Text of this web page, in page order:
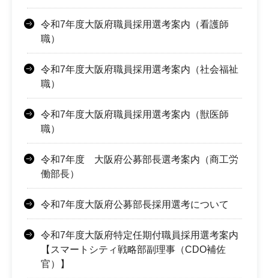
令和7年度大阪府職員採用選考案内（看護師
職）
令和7年度大阪府職員採用選考案内（社会福祉
職）
令和7年度大阪府職員採用選考案内（獣医師
職）
令和7年度 大阪府公募部長選考案内（商工労
働部長）
令和7年度大阪府公募部長採用選考について
令和7年度大阪府特定任期付職員採用選考案内
【スマートシティ戦略部副理事（CDO補佐
官）】